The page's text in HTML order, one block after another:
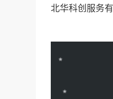
北华科创服务